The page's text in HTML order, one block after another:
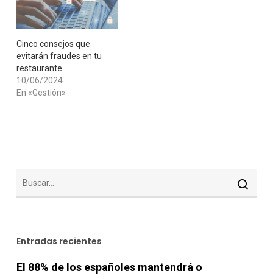
Cinco consejos que
evitarán fraudes en tu
restaurante
10/06/2024
En «Gestión»
Entradas recientes
El 88% de los españoles mantendrá o